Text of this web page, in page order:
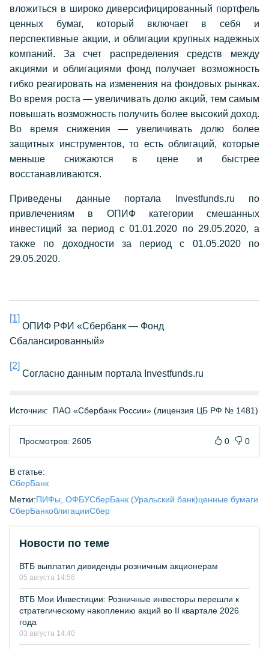
вложиться в широко диверсифицированный портфель
ценных бумаг, который включает в себя и
перспективные акции, и облигации крупных надежных
компаний. За счет распределения средств между
акциями и облигациями фонд получает возможность
гибко реагировать на изменения на фондовых рынках.
Во время роста — увеличивать долю акций, тем самым
повышать возможность получить более высокий доход.
Во время снижения — увеличивать долю более
защитных инструментов, то есть облигаций, которые
меньше снижаются в цене и быстрее
восстанавливаются.
Приведены данные портала Investfunds.ru по
привлечениям в ОПИФ категории смешанных
инвестиций за период с 01.01.2020 по 29.05.2020, а
также по доходности за период с 01.05.2020 по
29.05.2020.
[1]
ОПИФ РФИ «Сбербанк — Фонд
Сбалансированный»
[2]
Согласно данным портала Investfunds.ru
Источник: ПАО «Сбербанк России» (лицензия ЦБ РФ № 1481)
Просмотров: 2605 0 0
В статье:
СберБанк
Метки:ПИФы, ОФБУСберБанк (Уральский банк)ценные бумаги
СберБанкоблигацииСбер
Новости по теме
ВТБ выплатил дивиденды розничным акционерам
05 августа 14:56
ВТБ Мои Инвестиции: Розничные инвесторы перешли к
стратегическому накоплению акций во II квартале 2026
года
03 августа 14:40